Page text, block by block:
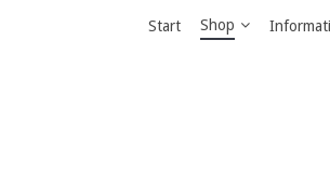
Start Shop